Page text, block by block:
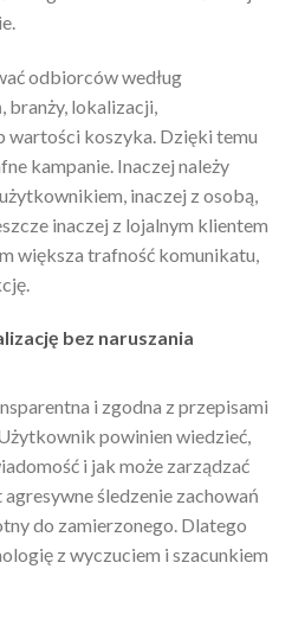
odbiorców według
branży, lokalizacji,
koszyka. Dzięki temu
kampanie. Inaczej należy
inaczej z osobą,
inaczej z lojalnym klientem
większa trafność komunikatu,
bez naruszania
i zgodna z przepisami
powinien wiedzieć,
i jak może zarządzać
śledzenie zachowań
do zamierzonego. Dlatego
z wyczuciem i szacunkiem